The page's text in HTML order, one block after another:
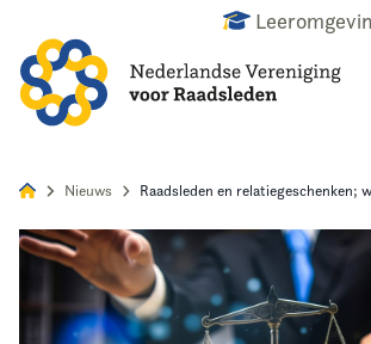
Home
Agenda
Nieuws Raadsleden en relatiegeschenken;